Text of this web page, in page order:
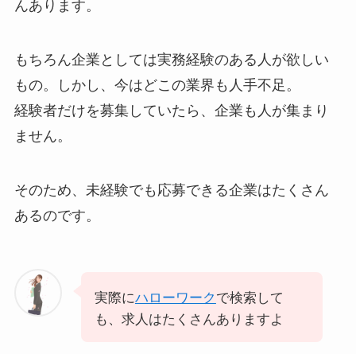
もちろん企業としては実務経験のある人が欲しい
もの。しかし、今はどこの業界も人手不足。
経験者だけを募集していたら、企業も人が集まり
ません。
そのため、未経験でも応募できる企業はたくさん
あるのです。
実際にハローワークで検索して
も、求人はたくさんありますよ